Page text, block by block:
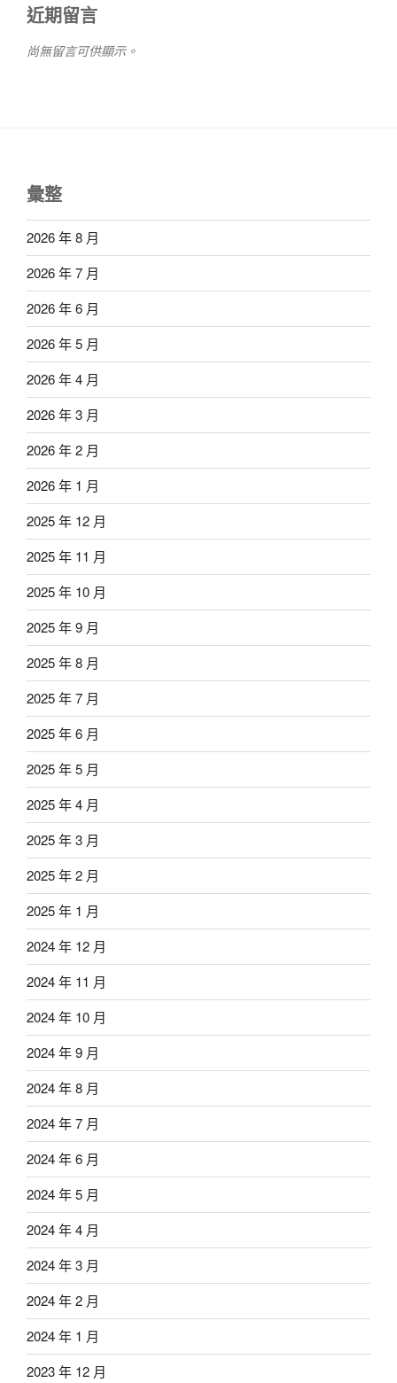
近期留言
尚無留言可供顯示。
彙整
2026 年 8 月
2026 年 7 月
2026 年 6 月
2026 年 5 月
2026 年 4 月
2026 年 3 月
2026 年 2 月
2026 年 1 月
2025 年 12 月
2025 年 11 月
2025 年 10 月
2025 年 9 月
2025 年 8 月
2025 年 7 月
2025 年 6 月
2025 年 5 月
2025 年 4 月
2025 年 3 月
2025 年 2 月
2025 年 1 月
2024 年 12 月
2024 年 11 月
2024 年 10 月
2024 年 9 月
2024 年 8 月
2024 年 7 月
2024 年 6 月
2024 年 5 月
2024 年 4 月
2024 年 3 月
2024 年 2 月
2024 年 1 月
2023 年 12 月